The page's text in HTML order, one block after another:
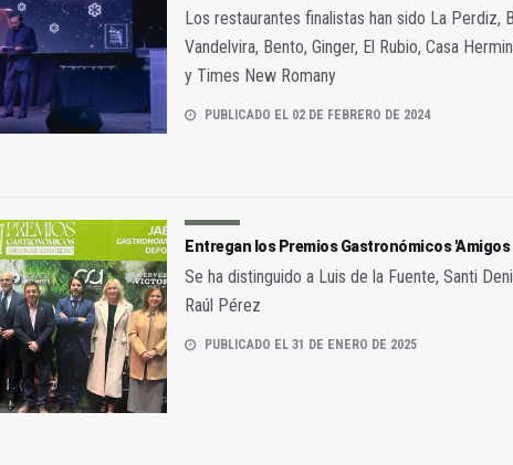
Los restaurantes finalistas han sido La Perdiz,
Vandelvira, Bento, Ginger, El Rubio, Casa
y Times New Romany
PUBLICADO EL 02 DE FEBRERO DE 2024
Entregan los Premios Gastronómicos 'Amigos
Se ha distinguido a Luis de la Fuente, Santi
Raúl Pérez
PUBLICADO EL 31 DE ENERO DE 2025